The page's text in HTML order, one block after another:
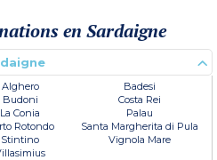
en Sardaigne
Alghero
Badesi
Budoni
Costa Rei
La Conia
Palau
Rotondo
Santa Margherita di Pula
Stintino
Vignola Mare